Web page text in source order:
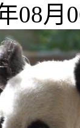
08月